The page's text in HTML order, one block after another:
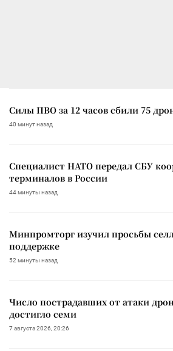
Силы ПВО за 12 часов сбили 75
40 минут назад
Специалист НАТО передал СБУ
терминалов в России
44 минуты назад
Минпромторг изучил просьбы
поддержке
52 минуты назад
Число пострадавших от атаки
достигло семи
7 августа 2026, 20:26